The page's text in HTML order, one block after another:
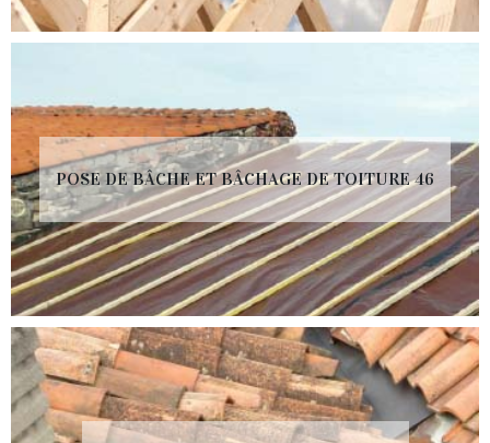
POSE DE BÂCHE ET BÂCHAGE DE TOITURE 46